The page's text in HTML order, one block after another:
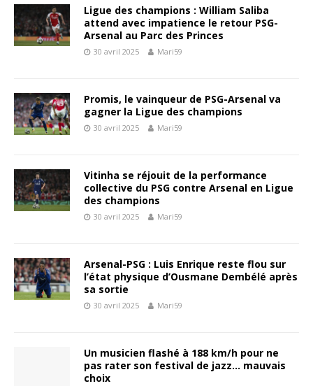
Ligue des champions : William Saliba
attend avec impatience le retour PSG-
Arsenal au Parc des Princes
30 avril 2025 Mari59
Promis, le vainqueur de PSG-Arsenal va
gagner la Ligue des champions
30 avril 2025 Mari59
Vitinha se réjouit de la performance
collective du PSG contre Arsenal en Ligue
des champions
30 avril 2025 Mari59
Arsenal-PSG : Luis Enrique reste flou sur
l’état physique d’Ousmane Dembélé après
sa sortie
30 avril 2025 Mari59
Un musicien flashé à 188 km/h pour ne
pas rater son festival de jazz… mauvais
choix